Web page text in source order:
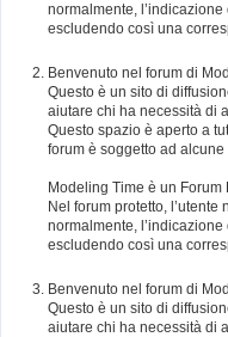
normalmente,
escludendo così una
Benvenuto nel forum di
Questo è un sito di
aiutare chi ha necessità di
Questo spazio è aperto a
forum è soggetto ad
Modeling Time è un Forum
Nel forum protetto,
normalmente,
escludendo così una
Benvenuto nel forum di
Questo è un sito di
aiutare chi ha necessità di